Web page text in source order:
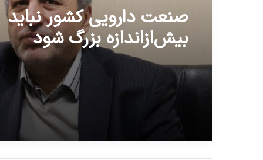
صنعت دارویی کشور نباید
بیش‌ازاندازه بزرگ شود